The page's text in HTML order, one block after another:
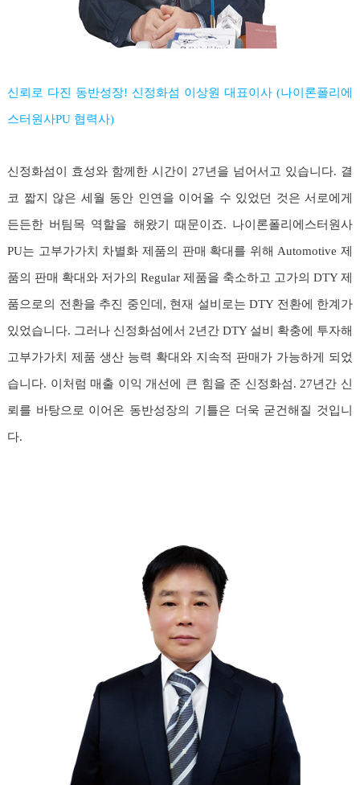
신뢰로 다진 동반성장! 신정화섬 이상원 대표이사 (나이론폴리에
스터원사PU 협력사)
신정화섬이 효성와 함께한 시간이 27년을 넘어서고 있습니다. 결
코 짧지 않은 세월 동안 인연을 이어올 수 있었던 것은 서로에게
든든한 버팀목 역할을 해왔기 때문이죠. 나이론폴리에스터원사
PU는 고부가가치 차별화 제품의 판매 확대를 위해 Automotive 제
품의 판매 확대와 저가의 Regular 제품을 축소하고 고가의 DTY 제
품으로의 전환을 추진 중인데, 현재 설비로는 DTY 전환에 한계가
있었습니다. 그러나 신정화섬에서 2년간 DTY 설비 확충에 투자해
고부가가치 제품 생산 능력 확대와 지속적 판매가 가능하게 되었
습니다. 이처럼 매출 이익 개선에 큰 힘을 준 신정화섬. 27년간 신
뢰를 바탕으로 이어온 동반성장의 기틀은 더욱 굳건해질 것입니
다.